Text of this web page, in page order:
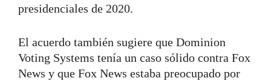
presidenciales de 2020.
El acuerdo también sugiere que Dominion
Voting Systems tenía un caso sólido contra Fox
News y que Fox News estaba preocupado por